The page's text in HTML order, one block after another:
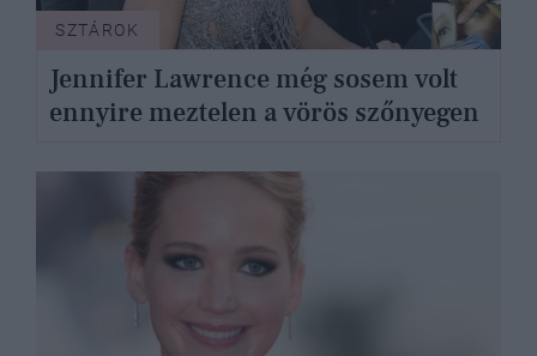
SZTÁROK
Jennifer Lawrence még sosem volt
ennyire meztelen a vörös szőnyegen